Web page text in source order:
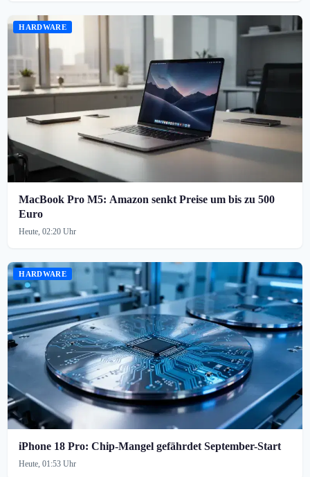
HARDWARE
MacBook Pro M5: Amazon senkt Preise um bis zu 500
Euro
Heute, 02:20 Uhr
HARDWARE
iPhone 18 Pro: Chip-Mangel gefährdet September-Start
Heute, 01:53 Uhr